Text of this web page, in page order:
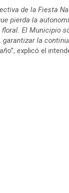
de la Fiesta
pierda la
El Municipio
la
o”, explicó el